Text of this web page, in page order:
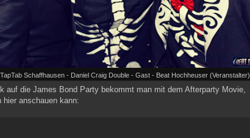
Schaffhausen - Daniel Craig Double - Gast - Beat Hochheuser (Veranstalter)
auf die James Bond Party bekommt man mit dem Afterparty Movie,
anschauen kann: